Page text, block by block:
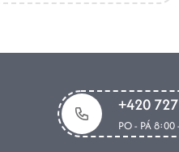
+420
PO - PÁ